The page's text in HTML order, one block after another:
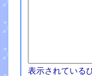
表示されている